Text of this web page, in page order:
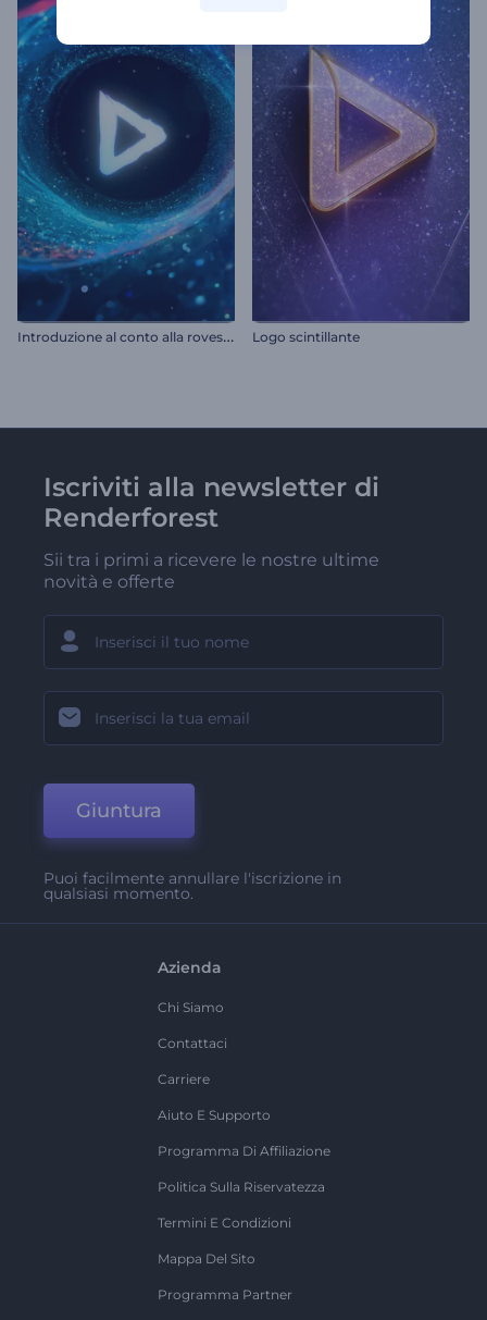
I
ntroduzione al conto alla rovescia del tunnel cosmico Logo scintillante
Iscriviti alla newsletter di
Renderforest
Sii tra i primi a ricevere le nostre ultime
novità e offerte
Giuntura
Puoi facilmente annullare l'iscrizione in
qualsiasi momento.
Azienda
Chi Siamo
Contattaci
Carriere
Aiuto E Supporto
Programma Di Affiliazione
Politica Sulla Riservatezza
Termini E Condizioni
Mappa Del Sito
Programma Partner